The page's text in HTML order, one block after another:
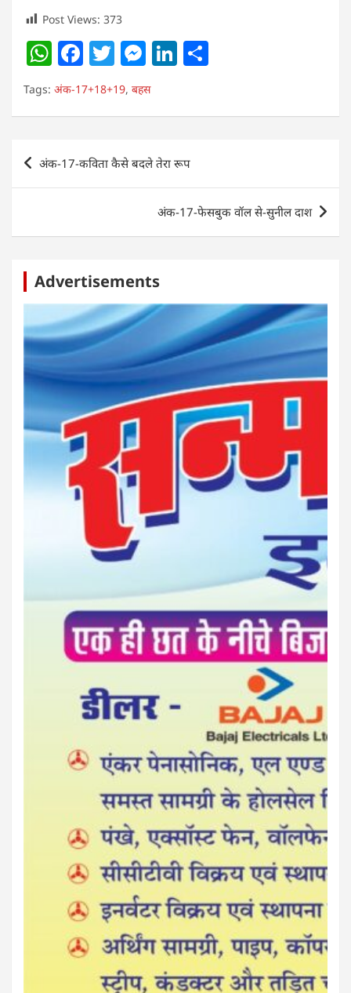
Post Views: 373
W
h
at
s
A
p
F
a
c
e
b
o
k
T
w
itt
er
M
e
ss
e
n
g
er
Li
e
dI
n
e
Tags: अंक-17+18+19, बहस
Post
navigation
अंक-17-कविता कैसे बदले तेरा रूप
अंक-17-फेसबुक वॉल से-सुनील दाश
Advertisements
आपकी अपनी पत्रिका